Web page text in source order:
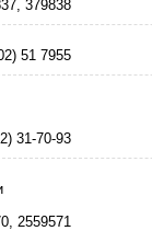
379838
51 7955
31-70-93
2559571